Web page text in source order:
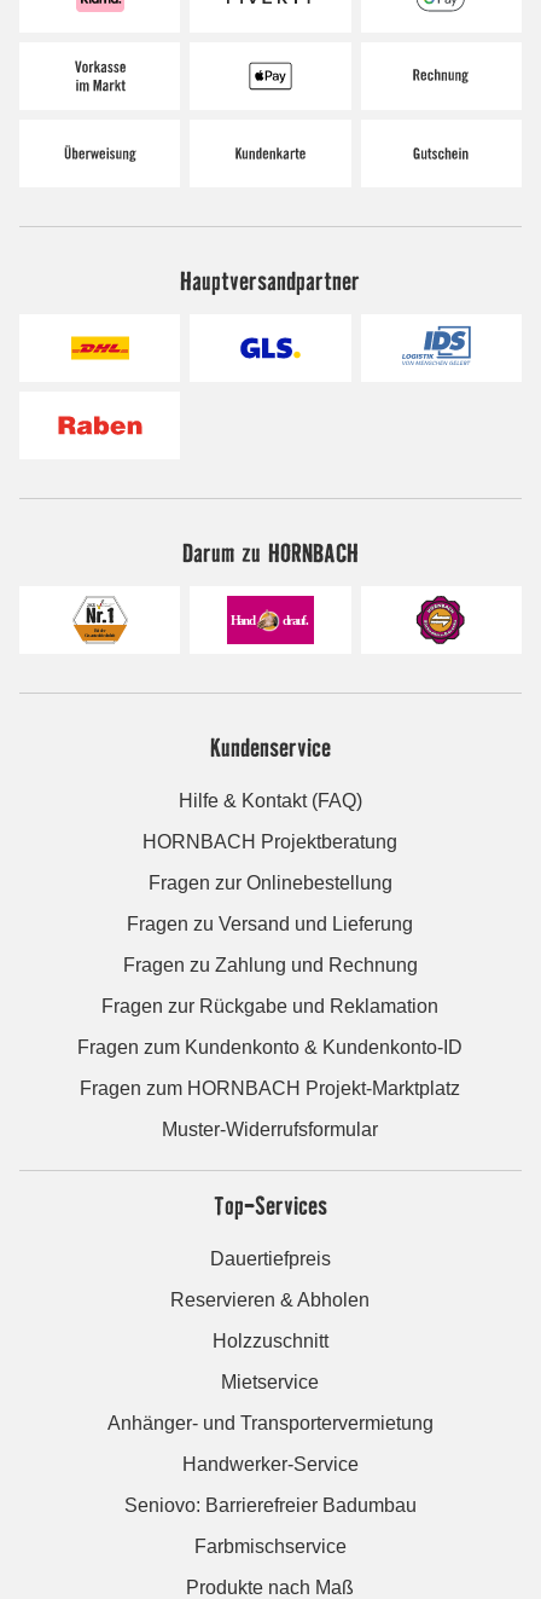
Hauptversandpartner
Darum zu HORNBACH
Kundenservice
Hilfe & Kontakt (FAQ)
HORNBACH Projektberatung
Fragen zur Onlinebestellung
Fragen zu Versand und Lieferung
Fragen zu Zahlung und Rechnung
Fragen zur Rückgabe und Reklamation
Fragen zum Kundenkonto & Kundenkonto-ID
Fragen zum HORNBACH Projekt-Marktplatz
Muster-Widerrufsformular
Top-Services
Dauertiefpreis
Reservieren & Abholen
Holzzuschnitt
Mietservice
Anhänger- und Transportervermietung
Handwerker-Service
Seniovo: Barrierefreier Badumbau
Farbmischservice
Produkte nach Maß